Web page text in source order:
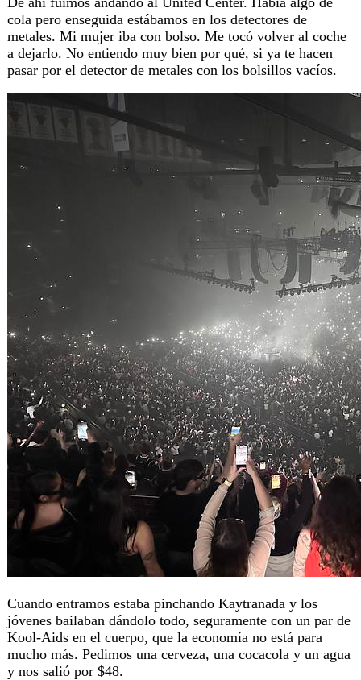
cola pero enseguida estábamos en los detectores de
metales. Mi mujer iba con bolso. Me tocó volver al coche
a dejarlo. No entiendo muy bien por qué, si ya te hacen
pasar por el detector de metales con los bolsillos vacíos.
Cuando entramos estaba pinchando Kaytranada y los
jóvenes bailaban dándolo todo, seguramente con un par de
Kool-Aids en el cuerpo, que la economía no está para
mucho más. Pedimos una cerveza, una cocacola y un agua
y nos salió por $48.